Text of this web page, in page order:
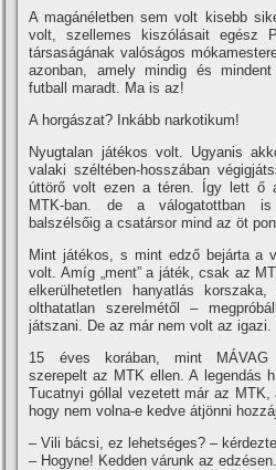
A magánéletben sem volt kisebb
volt, szellemes kiszólásait egész
társaságának valóságos
azonban, amely mindig és
futball maradt. Ma is az!
A horgászat? Inkább narkotikum!
Nyugtalan játékos volt. Ugyanis
valaki széltében-hosszában
úttörő volt ezen a téren. Így lett ő
MTK-ban. de a válogatottban
balszélsőig a csatársor mind az öt
Mint játékos, s mint edző bejárta a
volt. Amí­g „ment” a játék, csak az
elkerülhetetlen hanyatlás
olthatatlan szerelmétől –
játszani. De az már nem volt az igazi.
15 éves korában, mint MÁVAG
szerepelt az MTK ellen. A legendás
Tucatnyi góllal vezetett már az MTK,
hogy nem volna-e kedve átjönni
– Vili bácsi, ez lehetséges? –
– Hogyne! Kedden várunk az edzésen.